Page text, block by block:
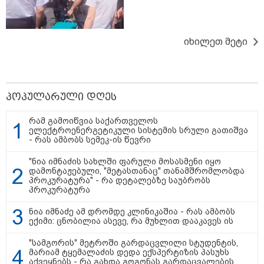
პოლიტიკა
13:24 / 07-08-2026
იხილეთ მეტი
პოპულარული დღეს
რამ გამოიწვია საქართველოს
ელექტროენერგეტიკული სისტემის სრული გათიშვა
- რას ამბობს სემეკ-ის წევრი
"ნია იმნაძის სახლში ფარული მოსასმენი იყო
დამონტაჟებული, "მეტასთანაც" თანამშრომლობდა
პროკურატურა" - რა დეტალებზე საუბრობს
პროკურატურა
ნია იმნაძე ამ დრომდე კლინიკაშია - რას ამბობს
ექიმი: ცნობილია ასევე, რა მუხლით დააკავეს ის
"სამგორის" მეტროში გარდაცვლილი სტუდენტის,
მარიამ ტყემალაძის დედა ექსპერტიზის პასუხს
აქვეყნებს - რა გახდა გოგონას გარდაცვალების